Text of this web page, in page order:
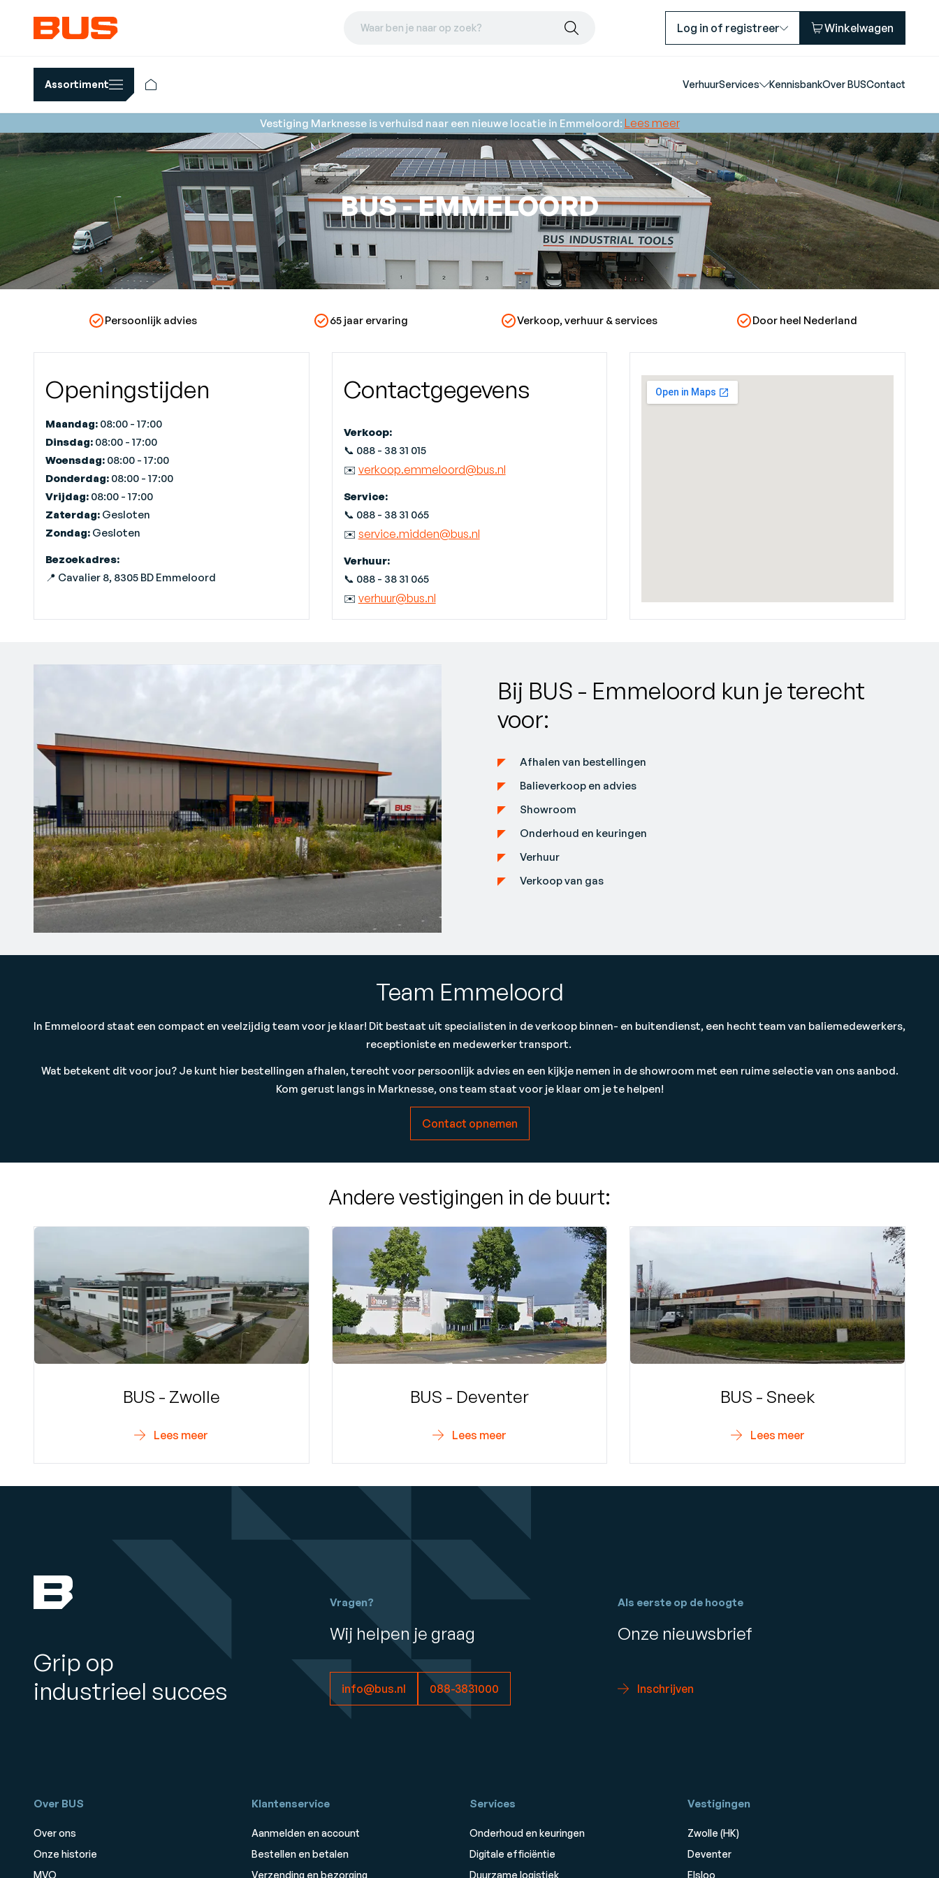
Waar ben je naar op zoek? Log in of registreer Winkelwagen
Assortiment VerhuurServices KennisbankOver BUSContact
Vestiging Marknesse is verhuisd naar een nieuwe locatie in Emmeloord: Lees meer
BUS - EMMELOORD
Persoonlijk advies 65 jaar ervaring Verkoop, verhuur & services Door heel Nederland
Openingstijden
Maandag: 08:00 - 17:00
Dinsdag: 08:00 - 17:00
Woensdag: 08:00 - 17:00
Donderdag: 08:00 - 17:00
Vrijdag: 08:00 - 17:00
Zaterdag: Gesloten
Zondag: Gesloten
Bezoekadres:
📍 Cavalier 8, 8305 BD Emmeloord
Contactgegevens
Verkoop:
📞 088 - 38 31 015
✉️ verkoop.emmeloord@bus.nl
Service:
📞 088 - 38 31 065
✉️ service.midden@bus.nl
Verhuur:
📞 088 - 38 31 065
✉️ verhuur@bus.nl
Bij BUS - Emmeloord kun je terecht
voor:
Afhalen van bestellingen
Balieverkoop en advies
Showroom
Onderhoud en keuringen
Verhuur
Verkoop van gas
Team Emmeloord
In Emmeloord staat een compact en veelzijdig team voor je klaar! Dit bestaat uit specialisten in de verkoop binnen- en buitendienst, een hecht team van baliemedewerkers,
receptioniste en medewerker transport.
Wat betekent dit voor jou? Je kunt hier bestellingen afhalen, terecht voor persoonlijk advies en een kijkje nemen in de showroom met een ruime selectie van ons aanbod.
Kom gerust langs in Marknesse, ons team staat voor je klaar om je te helpen!
Contact opnemen
Andere vestigingen in de buurt:
BUS - Zwolle
Lees meer
BUS - Deventer
Lees meer
BUS - Sneek
Lees meer
Grip op
industrieel succes
Vragen?
Wij helpen je graag
info@bus.nl 088-3831000
Als eerste op de hoogte
Onze nieuwsbrief
Inschrijven
Over BUS
Over ons
Onze historie
MVO
Klantenservice
Aanmelden en account
Bestellen en betalen
Verzending en bezorging
Services
Onderhoud en keuringen
Digitale efficiëntie
Duurzame logistiek
Vestigingen
Zwolle (HK)
Deventer
Elsloo